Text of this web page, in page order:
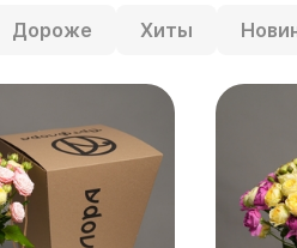
Дороже Хиты